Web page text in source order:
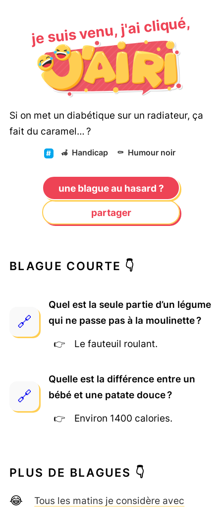
je suis venu, j'ai cliqué,
Si on met un diabétique sur un radiateur, ça
fait du caramel… ?
🦽 Handicap ⚰️ Humour noir
une blague au hasard ?
partager
BLAGUE COURTE 👇
Quel est la seule partie d’un légume
qui ne passe pas à la moulinette ?
Le fauteuil roulant.
Quelle est la différence entre un
bébé et une patate douce ?
Environ 1400 calories.
PLUS DE BLAGUES 👇
Tous les matins je considère avec